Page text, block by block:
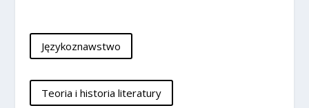
Językoznawstwo
Teoria i historia literatury